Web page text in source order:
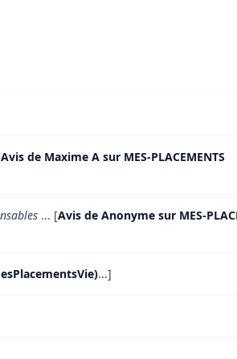
Avis de Maxime A sur MES-PLACEMENTS
... [Avis de Anonyme sur MES-
...]